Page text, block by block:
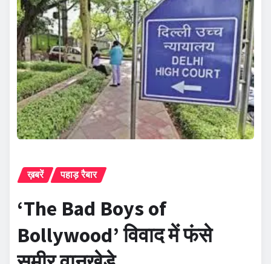
ख़बरें पहाड़ रैबार
‘The Bad Boys of
Bollywood’ विवाद में फंसे